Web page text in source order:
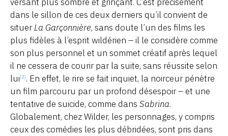
versant plus sombre et grinçant. C’est précisément
dans le sillon de ces deux derniers qu’il convient de
situerLa Garçonnière, sans doute l’un des films les
plus fidèles à l’esprit wildérien – il le considère comme
son plus personnel et un sommet créatif après lequel
il ne cessera de courir par la suite, sans réussite selon
lui[2]. En effet, le rire se fait inquiet, la noirceur pénètre
un film parcouru par un profond désespoir – et une
tentative de suicide, comme dans Sabrina.
Globalement, chez Wilder, les personnages, y compris
ceux des comédies les plus débridées, sont pris dans